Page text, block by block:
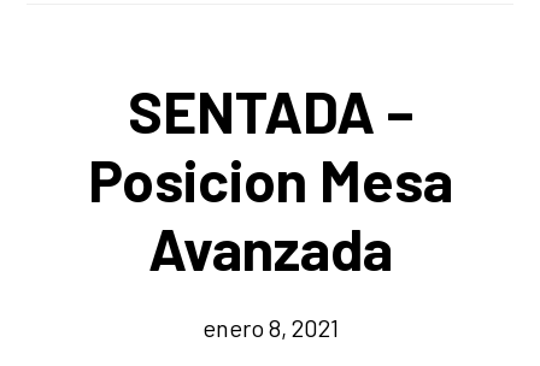
SENTADA –
Posicion Mesa
Avanzada
enero 8, 2021